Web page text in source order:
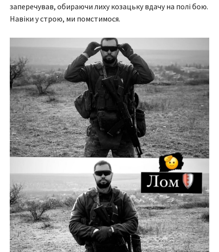
заперечував, обираючи лиху козацьку вдачу на полі бою.
Навіки у строю, ми помстимося.